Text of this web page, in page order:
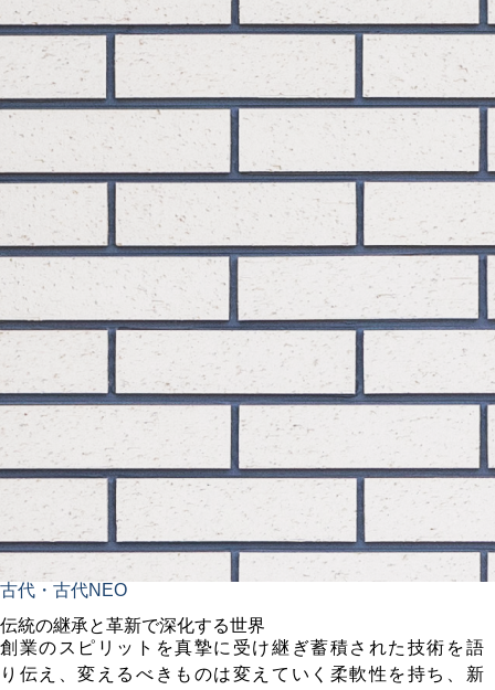
古代・古代NEO
伝統の継承と革新で深化する世界
創業のスピリットを真摯に受け継ぎ蓄積された技術を語
り伝え、変えるべきものは変えていく柔軟性を持ち、新